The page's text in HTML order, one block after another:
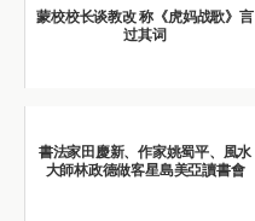
蒙校校长谈教改 称《虎妈战歌》言
过其词
書法家田慶新、作家姚蜀平、風水
大師林政德做客星島美亞讀書會